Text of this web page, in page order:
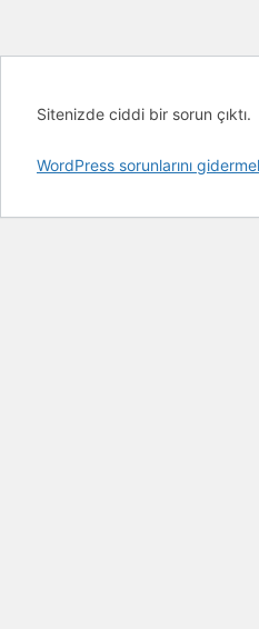
Sitenizde ciddi bir sorun çıktı.
WordPress sorunlarını